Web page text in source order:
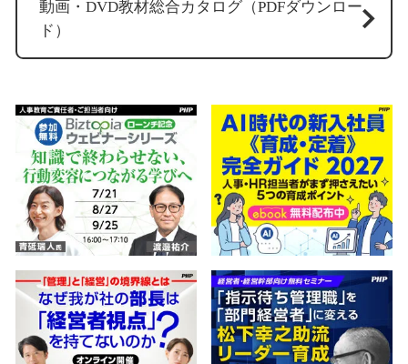
動画・DVD教材総合カタログ（PDFダウンロー
ド）